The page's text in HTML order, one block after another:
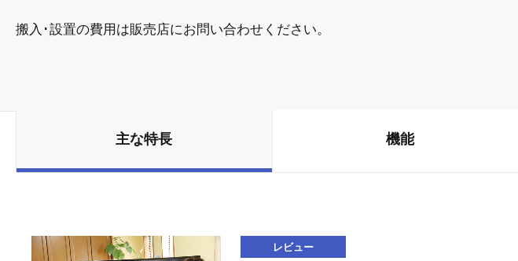
搬入･設置の費用は販売店にお問い合わせください。
主な特長 機能
レビュー